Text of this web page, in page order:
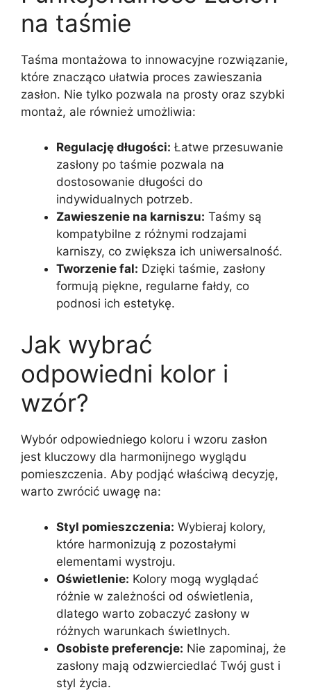
na taśmie
Taśma montażowa to innowacyjne rozwiązanie,
które znacząco ułatwia proces zawieszania
zasłon. Nie tylko pozwala na prosty oraz szybki
montaż, ale również umożliwia:
Regulację długości: Łatwe przesuwanie
zasłony po taśmie pozwala na
dostosowanie długości do
indywidualnych potrzeb.
Zawieszenie na karniszu: Taśmy są
kompatybilne z różnymi rodzajami
karniszy, co zwiększa ich uniwersalność.
Tworzenie fal: Dzięki taśmie, zasłony
formują piękne, regularne fałdy, co
podnosi ich estetykę.
Jak wybrać
odpowiedni kolor i
wzór?
Wybór odpowiedniego koloru i wzoru zasłon
jest kluczowy dla harmonijnego wyglądu
pomieszczenia. Aby podjąć właściwą decyzję,
warto zwrócić uwagę na:
Styl pomieszczenia: Wybieraj kolory,
które harmonizują z pozostałymi
elementami wystroju.
Oświetlenie: Kolory mogą wyglądać
różnie w zależności od oświetlenia,
dlatego warto zobaczyć zasłony w
różnych warunkach świetlnych.
Osobiste preferencje: Nie zapominaj, że
zasłony mają odzwierciedlać Twój gust i
styl życia.